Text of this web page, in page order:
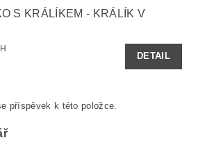
S KRÁLÍKEM - KRÁLÍK V
DETAIL
příspěvek k této položce.